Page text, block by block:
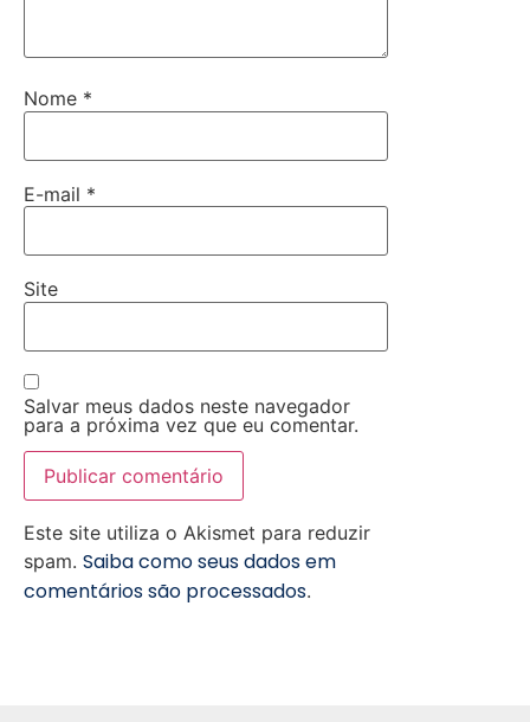
Nome *
E-mail *
Site
Salvar meus dados neste navegador
para a próxima vez que eu comentar.
Este site utiliza o Akismet para reduzir
spam. Saiba como seus dados em
comentários são processados.